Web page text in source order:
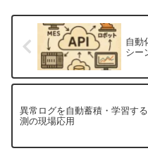
自動
シー
異常ログを自動蓄積・学習す
測の現場応用